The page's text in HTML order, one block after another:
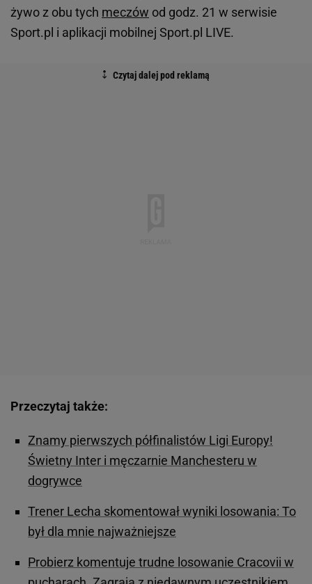
żywo z obu tych meczów od godz. 21 w serwisie
Sport.pl i aplikacji mobilnej Sport.pl LIVE.
Przeczytaj także:
Znamy pierwszych półfinalistów Ligi Europy!
Świetny Inter i męczarnie Manchesteru w
dogrywce
Trener Lecha skomentował wyniki losowania: To
był dla mnie najważniejsze
Probierz komentuje trudne losowanie Cracovii w